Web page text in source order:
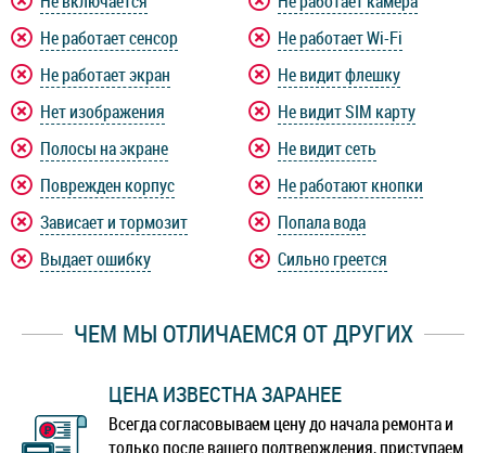
Не работает сенсор
Не работает экран
Нет изображения
Полосы на экране
Поврежден корпус
Зависает и тормозит
Выдает ошибку
Не работает Wi-Fi
Не видит флешку
Не видит SIM карту
Не видит сеть
Не работают кнопки
Попала вода
Сильно греется
ЧЕМ МЫ ОТЛИЧАЕМСЯ ОТ ДРУГИХ
ЦЕНА ИЗВЕСТНА ЗАРАНЕЕ
Всегда согласовываем цену до начала ремонта и
только после вашего подтверждения, приступаем